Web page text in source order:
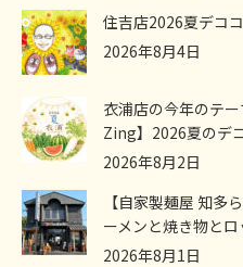
住吉店2026夏デコ
2026年8月4日
衣浦店の今年のテ
Zing】2026夏のデ
2026年8月2日
【自家製麺屋 知多
ーメンと焼き物と
2026年8月1日